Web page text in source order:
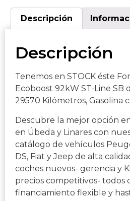
Descripción
Descripción
Tenemos en STOCK éste
Ecoboost 92kW ST-Line SB
29570 Kilómetros, Gasolina
Descubre la mejor opción
en Úbeda y Linares con
catálogo de vehículos
DS, Fiat y Jeep de alta
coches nuevos- gerencia y
precios competitivos- todos
financiamiento flexible y